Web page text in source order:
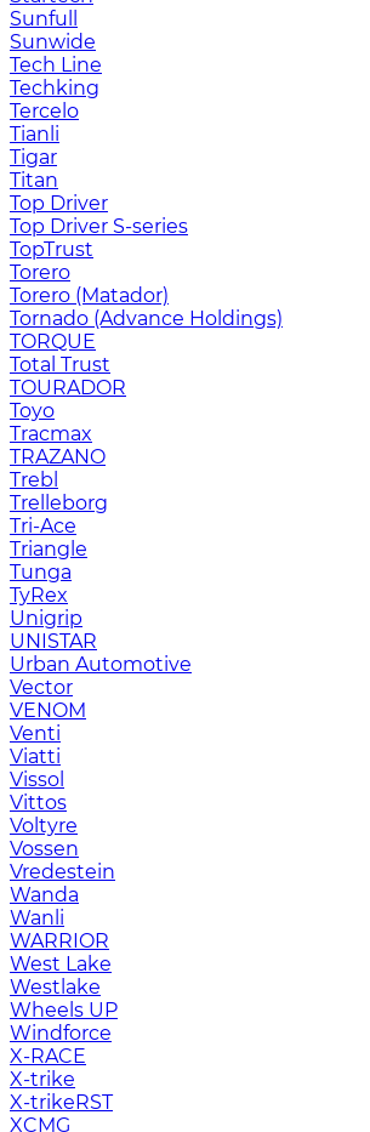
Sunfull
Sunwide
Tech Line
Techking
Tercelo
Tianli
Tigar
Titan
Top Driver
Top Driver S-series
TopTrust
Torero
Torero (Matador)
Tornado (Advance Holdings)
TORQUE
Total Trust
TOURADOR
Toyo
Tracmax
TRAZANO
Trebl
Trelleborg
Tri-Ace
Triangle
Tunga
TyRex
Unigrip
UNISTAR
Urban Automotive
Vector
VENOM
Venti
Viatti
Vissol
Vittos
Voltyre
Vossen
Vredestein
Wanda
Wanli
WARRIOR
West Lake
Westlake
Wheels UP
Windforce
X-RACE
X-trike
X-trikeRST
XCMG